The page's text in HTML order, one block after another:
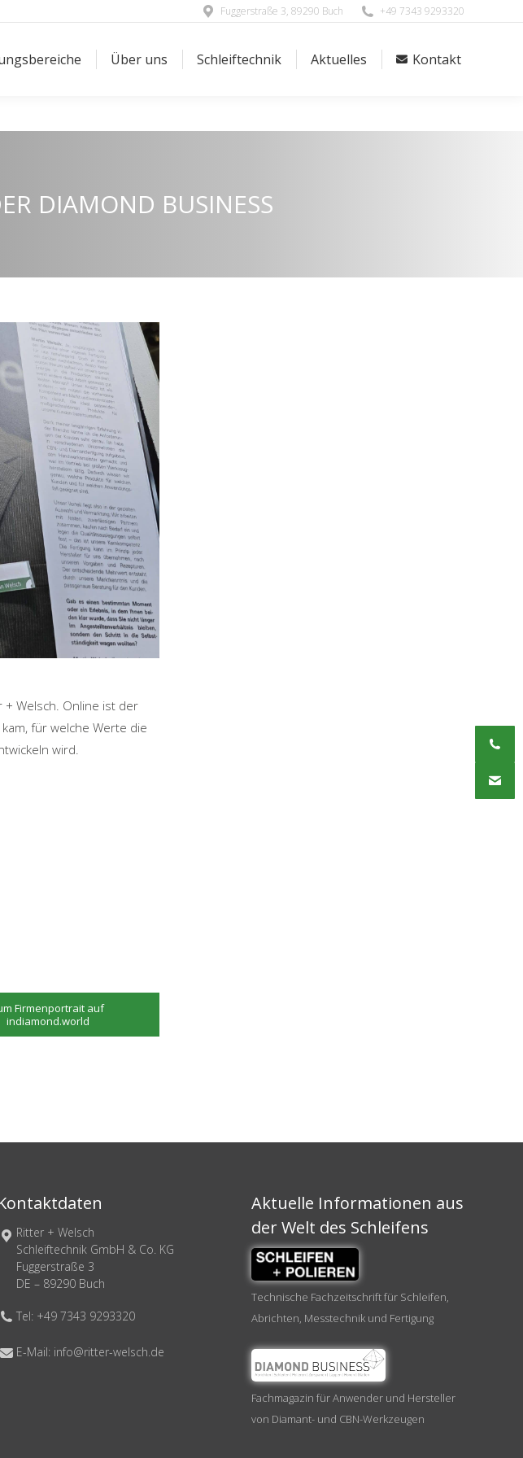
Fuggerstraße 3, 89290 Buch +49 7343 9293320
Über uns Schleiftechnik Aktuelles Kontakt
DIAMOND BUSINESS
+ Welsch. Online ist der
für welche Werte die
wird.
Firmenportrait auf
indiamond.world
Ritter + Welsch
Schleiftechnik GmbH & Co. KG
Fuggerstraße 3
DE – 89290 Buch
Tel: +49 7343 9293320
E-Mail: info@ritter-welsch.de
Aktuelle Informationen aus
der Welt des Schleifens
Technische Fachzeitschrift für Schleifen,
Abrichten, Messtechnik und Fertigung
Fachmagazin für Anwender und Hersteller
von Diamant- und CBN-Werkzeugen